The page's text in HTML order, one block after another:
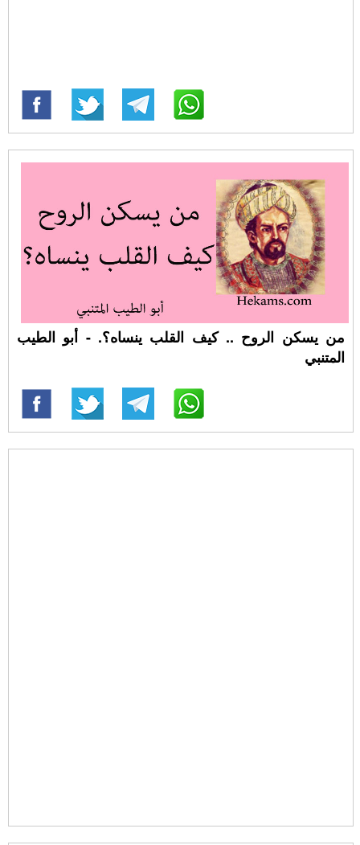
من يسكن الروح .. كيف القلب ينساه؟. - أبو الطيب
المتنبي